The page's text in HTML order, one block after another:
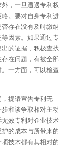
，一旦遭遇专利权
。要对自身专利进
存在没有及时缴纳
因素。如果通过专
的证据，积极查找
在问题，有被全部
一方面，可以检查
提请宣告专利无
和谈争取相对主动
效专利对企业技术
的成本与所带来的
技术都有其相对的